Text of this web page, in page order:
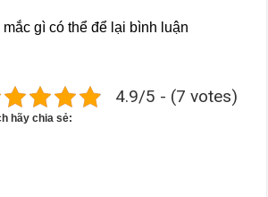
mắc gì có thể để lại bình luận
4.9/5 - (7 votes)
hãy chia sẻ: